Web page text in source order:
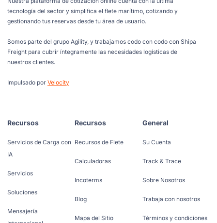
tecnología del sector y simplifica el flete marítimo, cotizando y
gestionando tus reservas desde tu área de usuario.
Somos parte del grupo Agility, y trabajamos codo con codo con Shipa
Freight para cubrir íntegramente las necesidades logísticas de
nuestros clientes.
Impulsado por Velocity
Recursos
Servicios de Carga con
IA
Servicios
Soluciones
Mensajería
Recursos
Recursos de Flete
Calculadoras
Incoterms
Blog
Mapa del Sitio
General
Su Cuenta
Track & Trace
Sobre Nosotros
Trabaja con nosotros
Términos y condiciones